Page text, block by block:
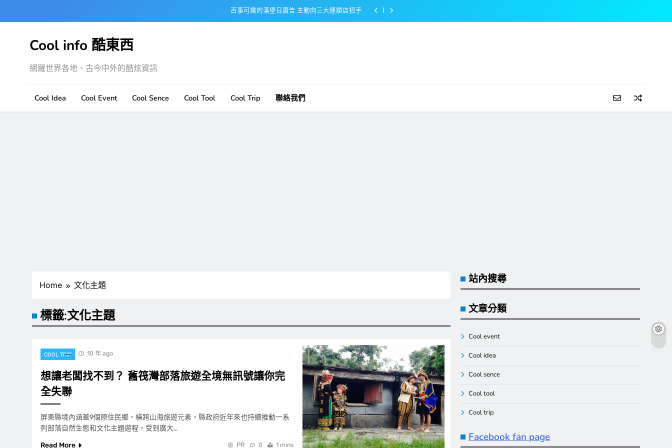
百事可樂的漢堡日廣告 主動向三大連鎖店招手
百事可樂的漢堡日廣告 主動向三大連鎖店招手
Cool info 酷東西
網羅世界各地、古今中外的酷炫資訊
Cool Idea Cool Event Cool Sence Cool Tool Cool Trip 聯絡我們
Home 文化主題
標籤:文化主題
COOL TRIP 10 年 ago
想讓老闆找不到？ 舊筏灣部落旅遊全境無訊號讓你完
全失聯
屏東縣境內涵蓋9個原住民鄉，橫跨山海旅遊元素，縣政府近年來也持續推動一系
列部落自然生態和文化主題遊程，受到廣大…
Read More
PR 0 1 mins
站內搜尋
文章分類
Cool event
Cool idea
Cool sence
Cool tool
Cool trip
Facebook fan page